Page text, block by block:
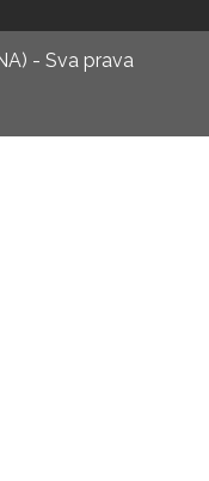
- Sva prava